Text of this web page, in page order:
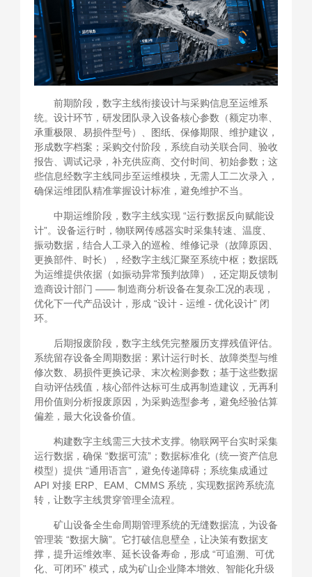
前期阶段，数字主线衔接设计与采购信息至运维系
统。设计环节，研发团队录入设备核心参数（额定功率、
承重极限、易损件型号）、图纸、保修期限、维护建议，
形成数字档案；采购交付阶段，系统自动关联合同、验收
报告、调试记录，补充供应商、交付时间、初始参数；这
些信息经数字主线同步至运维模块，无需人工二次录入，
确保运维团队精准掌握设计标准，避免维护不当。
中期运维阶段，数字主线实现 “运行数据反向赋能设
计”。设备运行时，物联网传感器实时采集转速、温度、
振动数据，结合人工录入的巡检、维修记录（故障原因、
更换部件、时长），经数字主线汇聚至系统中枢；数据既
为运维提供依据（如振动异常预判故障），还定期反馈制
造商设计部门 —— 制造商分析设备在复杂工况的表现，
优化下一代产品设计，形成 “设计 - 运维 - 优化设计” 闭
环。
后期报废阶段，数字主线凭完整履历支撑残值评估。
系统留存设备全周期数据：累计运行时长、故障类型与维
修次数、易损件更换记录、末次检测参数；基于这些数据
自动评估残值，核心部件达标可生成再制造建议，无再利
用价值则分析报废原因，为采购选型参考，避免经验估算
偏差，最大化设备价值。
构建数字主线需三大技术支撑。物联网平台实时采集
运行数据，确保 “数据可流”；数据标准化（统一资产信息
模型）提供 “通用语言”，避免传递障碍；系统集成通过
API 对接 ERP、EAM、CMMS 系统，实现数据跨系统流
转，让数字主线贯穿管理全流程。
矿山设备全生命周期管理系统的无缝数据流，为设备
管理装 “数据大脑”。它打破信息壁垒，让决策有数据支
撑，提升运维效率、延长设备寿命，形成 “可追溯、可优
化、可闭环” 模式，成为矿山企业降本增效、智能化升级